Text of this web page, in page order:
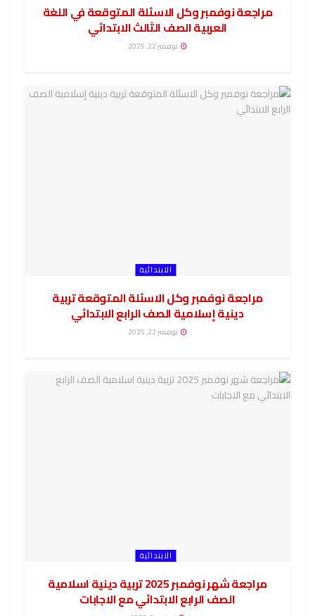
مراجعة نوفمبر وكل الاسئلة المتوقعة في اللغة
العربية الصف الثالث الابتدائي
نوفمبر 22, 2025
الابتدائية
مراجعة نوفمبر وكل الاسئلة المتوقعة تربية
دينية إسلامية الصف الرابع الابتدائي
نوفمبر 22, 2025
الابتدائية
مراجعة شهر نوفمبر 2025 تربية دينية اسلامية
الصف الرابع الابتدائي مع الاجابات